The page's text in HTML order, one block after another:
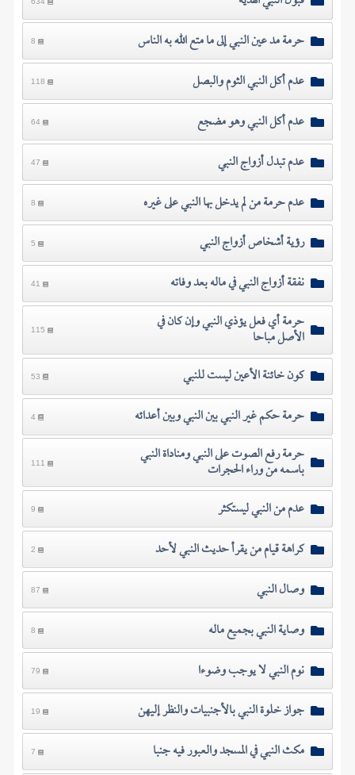
حرمة مد عين النبي إلى ما متع الله به الناس 8
عدم أكل النبي الثوم والبصل 118
عدم أكل النبي وهو مضجع 64
عدم تبدل أزواج النبي 47
عدم حرمة من لم يدخل بها النبي على غيره 8
رؤية أشخاص أزواج النبي 5
نفقة أزواج النبي في ماله بعد وفاته 41
حرمة أي فعل يؤذي النبي وإن كان في
الأصل مباحا 115
كون خائنة الأعين ليست للنبي 53
حرمة حكم غير النبي بين النبي وبين أعدائه 4
حرمة رفع الصوت على النبي ومناداة النبي
باسمه من وراء الحجرات 111
عدم من النبي ليستكثر 9
كراهة قيام من يقرأ حديث النبي لأحد 2
وصال النبي 87
وصاية النبي بجميع ماله 8
نوم النبي لا يوجب وضوءا 79
جواز خلوة النبي بالأجنبيات والنظر إليهن 19
مكث النبي في المسجد والعبور فيه جنبا 7